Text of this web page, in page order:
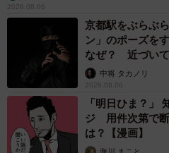
2問目の「初デートの場所」はイオン
き」さん（@hikayoshifuufu）提供
2026.08.06
京都駅をぶらぶ
ン」のポーズを
なぜ？ 近づい
未熟」中将 タカノリ
2026.08.06
「明日ひま？」
ジ 用件次第で断
は？【漫画】
海川 まこと